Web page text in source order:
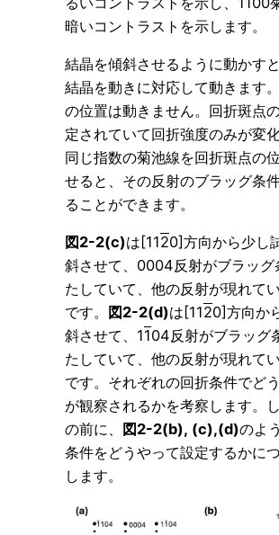
暗いコントラストを示します。
結晶を傾斜させるように動かす
結晶を動きに対応して動きます
の位置は動きません。回折斑点
定されていて回折強度のみが変化
同じ指数の菊池線を回折斑点の
せると、その反射のブラッグ条
ることができます。
図2-2(c)は[1120]方向から少し
斜させて、0004反射がブラッグ
たしていて、他の反射が現れて
です。
図2-2(d)は[1120]方向か
斜させて、1104反射がブラッグ
たしていて、他の反射が現れて
です。それぞれの回折条件でど
が観察されるかを考察します。
の前に、
図2-2(b), (c),(d)のよ
条件をどうやって設定するかに
します。